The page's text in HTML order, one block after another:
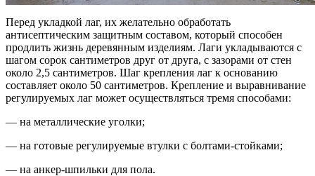
Перед укладкой лаг, их желательно обработать
антисептическим защитным составом, который способен
продлить жизнь деревянным изделиям. Лаги укладываются с
шагом сорок сантиметров друг от друга, с зазорами от стен
около 2,5 сантиметров. Шаг крепления лаг к основанию
составляет около 50 сантиметров. Крепление и выравнивание
регулируемых лаг может осуществляться тремя способами:
— на металлические уголки;
— на готовые регулируемые втулки с болтами-стойками;
— на анкер-шпильки для пола.